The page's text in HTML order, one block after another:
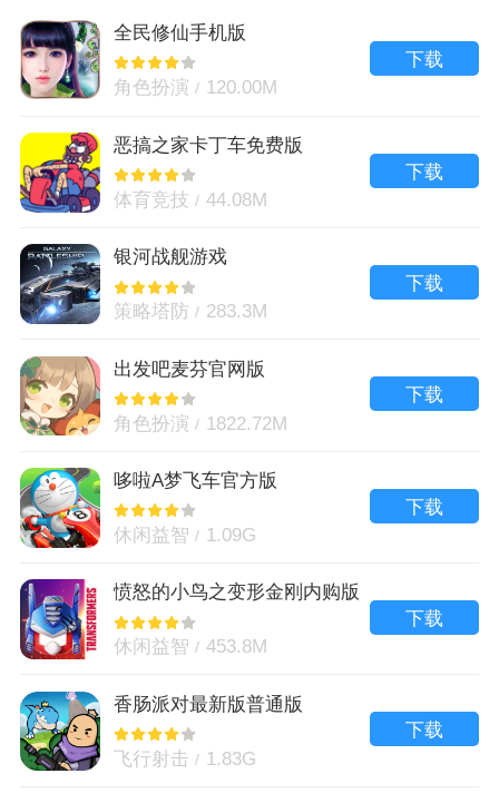
全民修仙手机版
角色扮演 120.00M
下载
恶搞之家卡丁车免费版
体育竞技 44.08M
下载
银河战舰游戏
策略塔防 283.3M
下载
出发吧麦芬官网版
角色扮演 1822.72M
下载
哆啦A梦飞车官方版
休闲益智 1.09G
下载
愤怒的小鸟之变形金刚内购版
休闲益智 453.8M
下载
香肠派对最新版普通版
飞行射击 1.83G
下载